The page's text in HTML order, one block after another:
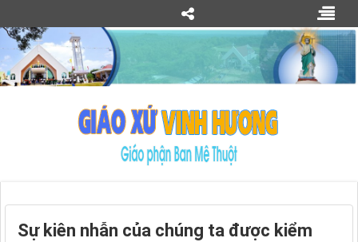
Sự kiên nhẫn của chúng ta được kiểm